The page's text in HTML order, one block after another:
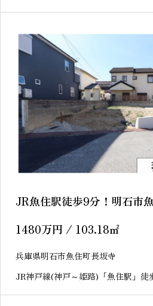
JR魚住駅徒歩9分！明石
売土地
1480万円 / 103.18㎡
兵庫県明石市魚住町長坂寺
JR神戸線(神戸～姫路)「魚住駅」徒